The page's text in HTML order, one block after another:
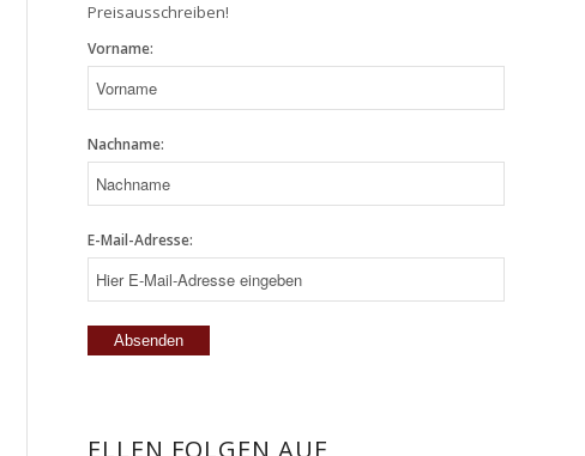
Preisausschreiben!
Vorname:
Nachname:
E-Mail-Adresse:
ELLEN FOLGEN AUF